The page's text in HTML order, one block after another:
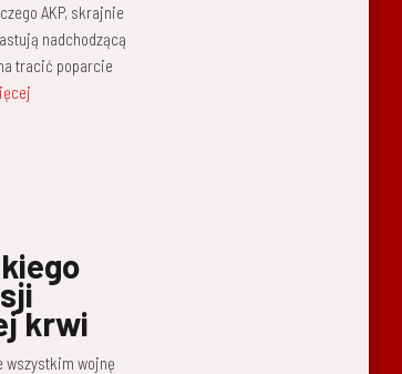
AKP, skrajnie
nadchodzącą
tracić poparcie
krwi
wszystkim wojnę